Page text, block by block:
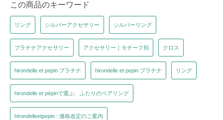
この商品のキーワード
リング シルバーアクセサリー シルバーリング
プラチナアクセサリー アクセサリー｜モチーフ別 クロス
hirondelle et pepin プラチナ hirondelle et pepin プラチナ リング
hirondelle et pépinで選ぶ、ふたりのペアリング
hirondelleetpepin : 価格改定のご案内